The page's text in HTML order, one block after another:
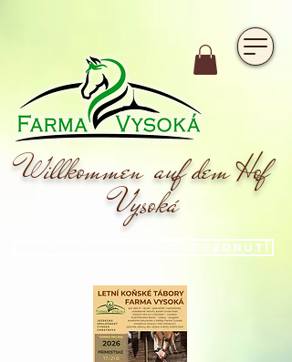
Willkommen auf dem Hof
Vysoká
On-line rozvoz a vyzvednutí